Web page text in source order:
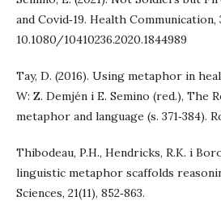
and Covid‑19. Health Communication,
10.1080/10410236.2020.1844989
Tay, D. (2016). Using metaphor in
W: Z. Demjén i E. Semino (red.), The
metaphor and language (s. 371‑384).
Thibodeau, P.H., Hendricks, R.K. i
linguistic metaphor scaffolds
Sciences, 21(11), 852‑863.